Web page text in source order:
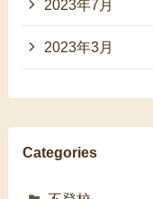
2023年7月
2023年3月
Categories